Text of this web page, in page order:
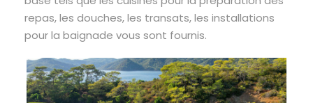
repas, les douches, les transats, les installations
pour la baignade vous sont fournis.